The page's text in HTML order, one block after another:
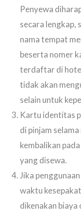
Penyewa
secara lengkap,
nama tempat
beserta nomer
terdaftar di
tidak akan
selain untuk
Kartu identitas
di pinjam
kembalikan
yang disewa.
Jika
waktu
dikenakan